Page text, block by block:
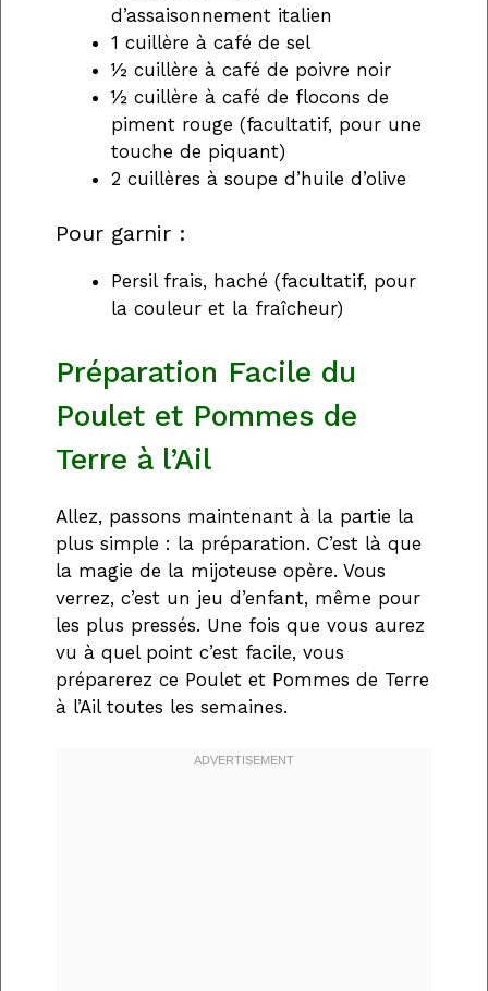
d’assaisonnement italien
1 cuillère à café de sel
½ cuillère à café de poivre noir
½ cuillère à café de flocons de
piment rouge (facultatif, pour une
touche de piquant)
2 cuillères à soupe d’huile d’olive
Pour garnir :
Persil frais, haché (facultatif, pour
la couleur et la fraîcheur)
Préparation Facile du
Poulet et Pommes de
Terre à l’Ail
Allez, passons maintenant à la partie la
plus simple : la préparation. C’est là que
la magie de la mijoteuse opère. Vous
verrez, c’est un jeu d’enfant, même pour
les plus pressés. Une fois que vous aurez
vu à quel point c’est facile, vous
préparerez ce Poulet et Pommes de Terre
à l’Ail toutes les semaines.